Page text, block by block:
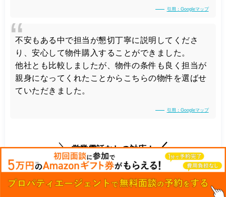
引用：Googleマップ
不安もある中で担当が懇切丁寧に説明してくださ
り、安心して物件購入することができました。
他社とも比較しましたが、物件の条件も良く担当が
親身になってくれたことからこちらの物件を選ばせ
ていただきました。
引用：Googleマップ
営業電話なしの対応！
グローバル・リンク・マネジメント公式サ
イトを見る